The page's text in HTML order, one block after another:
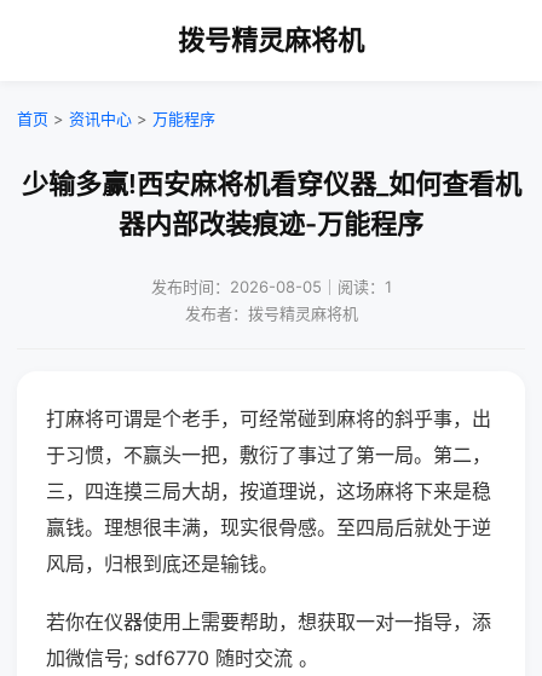
拨号精灵麻将机
首页 > 资讯中心 > 万能程序
少输多赢!西安麻将机看穿仪器_如何查看机
器内部改装痕迹-万能程序
发布时间：2026-08-05｜阅读：1
发布者：拨号精灵麻将机
打麻将可谓是个老手，可经常碰到麻将的斜乎事，出
于习惯，不赢头一把，敷衍了事过了第一局。第二，
三，四连摸三局大胡，按道理说，这场麻将下来是稳
赢钱。理想很丰满，现实很骨感。至四局后就处于逆
风局，归根到底还是输钱。
若你在仪器使用上需要帮助，想获取一对一指导，添
加微信号; sdf6770 随时交流 。